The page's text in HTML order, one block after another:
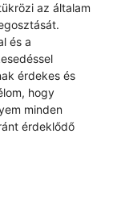
az általam
és a
érdekes és
hogy
minden
érdeklődő